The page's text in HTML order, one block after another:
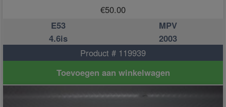
€50.00
E53
MPV
4.6is
2003
Product # 119939
Toevoegen aan winkelwagen